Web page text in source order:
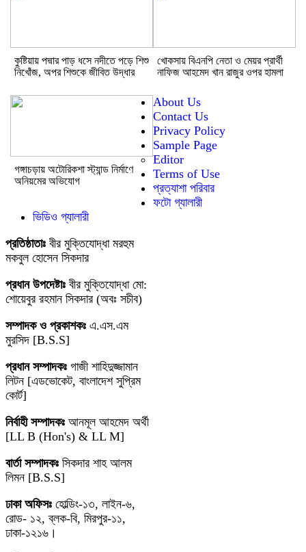
কুষ্টিয়ায় পদ্মার পাড় ধসে নদীতে পড়ে শিশু
নিখোঁজ, অপর শিশুকে জীবিত উদ্ধার
খোকসায় বিএনপি নেতা ও মেয়র প্রার্থী
নাফিজ আহমেদ খান রাজুর ওপর হামলা
গঙ্গাচড়ায় অটোরিকশা স্ট্যান্ড নির্মাণে
অনিয়মের অভিযোগ
About Us
Contact Us
Privacy Policy
Sample Page
Editor
Terms of Use
প্রত্যাশা পরিবার
ফটো গ্যালারী
ভিডিও গ্যালারী
প্রতিষ্ঠাতাঃ বীর মুক্তিযোদ্ধা মরহুম
মকবুল হোসেন সিকদার
প্রধান উপদেষ্টাঃ বীর মুক্তিযোদ্ধা মো:
শোয়েবুর রহমান সিকদার (অবঃ সচীব)
সম্পাদক ও প্রকাশকঃ এ.এস.এম
মুরসিদ [B.S.S]
প্রধান সম্পাদকঃ গাজী শাহিদুজ্জামান
লিটন [এডভোকেট, বাংলাদেশ সুপ্রিম
কোর্ট]
নির্বাহী সম্পাদকঃ আনমূল আহমেদ অর্থী
[LL B (Hon's) & LL M]
বার্তা সম্পাদকঃ সিকদার শাহ আলম
লিমন [B.S.S]
ঢাকা অফিসঃ হোল্ডিং-১৩, লাইন-৬,
রোড- ১২, ব্লক-বি, মিরপুর-১১,
ঢাকা-১২১৬।